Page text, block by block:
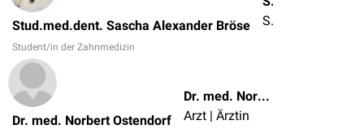
Stud.med.dent. Sascha Alexander Bröse
Student/in der Zahnmedizin
Student/in der Zahnmedizin
Dr. med. Norbert Ostendorf
Dr. med. Norbert Ostendorf
Arzt | Ärztin